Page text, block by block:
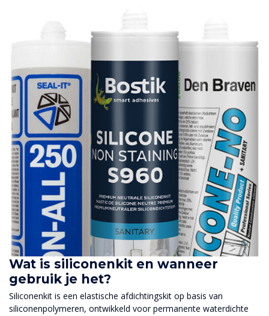
Wat is siliconenkit en wanneer
gebruik je het?
Siliconenkit is een elastische afdichtingskit op basis van
siliconenpolymeren, ontwikkeld voor permanente waterdichte